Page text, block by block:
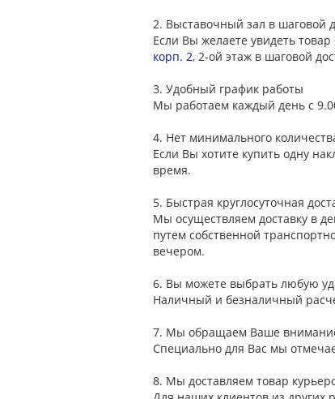
2. Выставочный зал в шаговой
Если Вы желаете увидеть
корп. 2, 2-ой этаж в шаговой
3. Удобный график работы
Мы работаем каждый день с
4. Нет минимального
Если Вы хотите купить одну
время.
5. Быстрая круглосуточная
Мы осуществляем доставку в
путем собственной
вечером.
6. Вы можете выбрать любую
Наличный и безналичный
7. Мы обращаем Ваше
Специально для Вас мы
8. Мы доставляем товар